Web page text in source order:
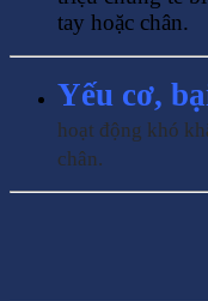
tay hoặc chân.
Yếu cơ,
hoạt động khó
chân.